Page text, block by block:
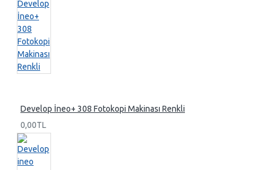
Develop İneo+ 308 Fotokopi Makinası Renkli
0,00TL